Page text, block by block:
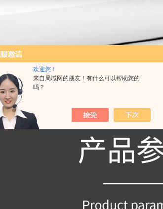
欢迎您！
来自局域网的朋友！有什么可以帮助您的
吗？